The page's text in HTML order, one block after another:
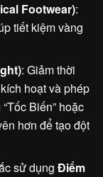
Footwear):
tiết kiệm vàng
: Giảm thời
hoạt và phép
Biến” hoặc
hơn để tạo đột
sử dụng Điểm